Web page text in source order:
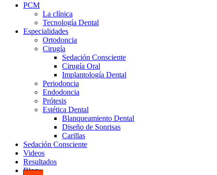
PCM
La clínica
Tecnología Dental
Especialidades
Ortodoncia
Cirugía
Sedación Consciente
Cirugía Oral
Implantología Dental
Periodoncia
Endodoncia
Prótesis
Estética Dental
Blanqueamiento Dental
Diseño de Sonrisas
Carillas
Sedación Consciente
Videos
Resultados
Blog